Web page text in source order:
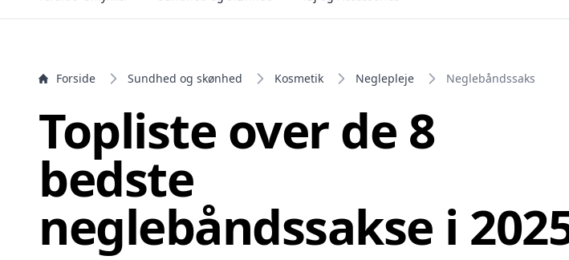
Forside Sundhed og skønhed Kosmetik Neglepleje Neglebåndssaks
Topliste over de 8
bedste
neglebåndssakse i